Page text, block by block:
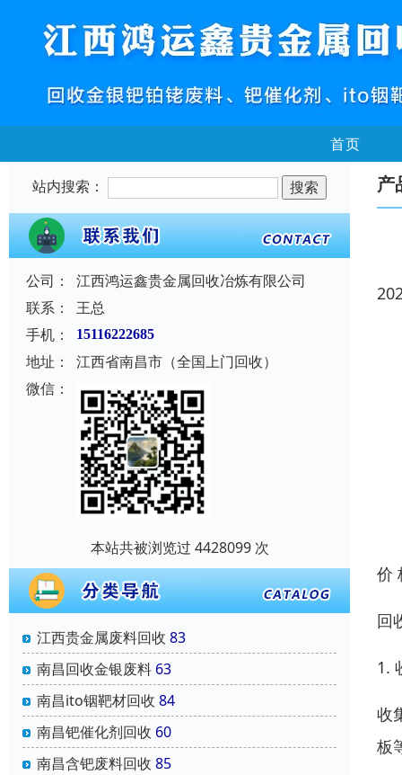
首页
站内搜索：
公司：
江西鸿运鑫贵金属回收冶炼有限公司
联系：
王总
手机：
15116222685
地址：
江西省南昌市（全国上门回收）
微信：
本站共被浏览过 4428099 次
江西贵金属废料回收 83
南昌回收金银废料 63
南昌ito铟靶材回收 84
南昌钯催化剂回收 60
南昌含钯废料回收 85
产
价
回
1.
收
板